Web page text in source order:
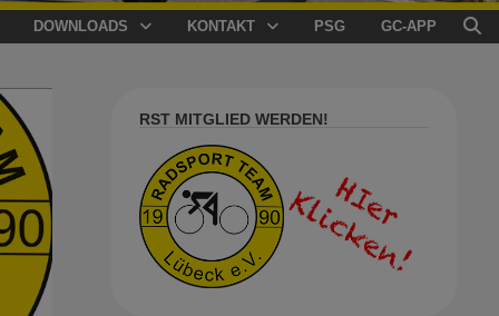
DOWNLOADS KONTAKT PSG GC-APP
RST MITGLIED WERDEN!